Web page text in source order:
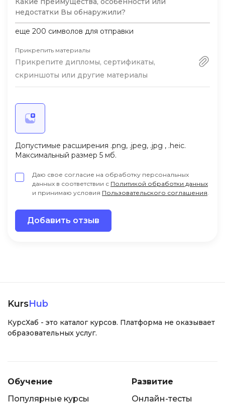
инженером в ташкентской IT-компании и
применяю полученные знания каждый
день.
еще 200 символов для отправки
Прикрепить материалы
Прикрепите дипломы, сертификаты,
скриншоты или другие материалы
Допустимые расширения .png, .jpeg, .jpg , .heic.
Максимальный размер 5 мб.
Даю свое согласие на обработку персональных
данных в соответствии с Политикой обработки данных
и принимаю условия Пользовательского соглашения
Добавить отзыв
KursHub
КурсХаб - это каталог курсов. Платформа не оказывает
образовательных услуг.
Обучение
Популярные курсы
Развитие
Онлайн-тесты